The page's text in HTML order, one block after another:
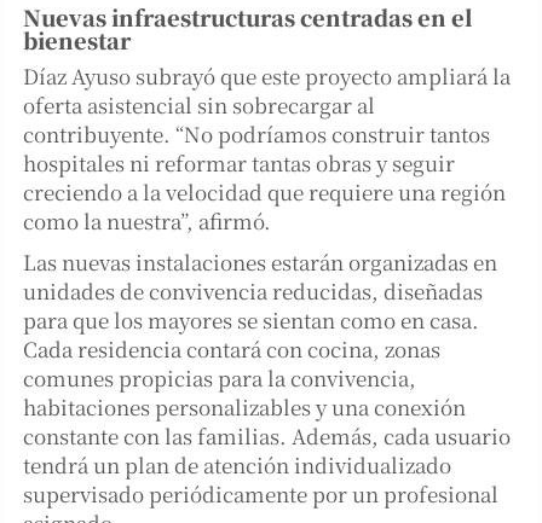
Nuevas infraestructuras centradas en el
bienestar
Díaz Ayuso subrayó que este proyecto ampliará la
oferta asistencial sin sobrecargar al
contribuyente. “No podríamos construir tantos
hospitales ni reformar tantas obras y seguir
creciendo a la velocidad que requiere una región
como la nuestra”, afirmó.
Las nuevas instalaciones estarán organizadas en
unidades de convivencia reducidas, diseñadas
para que los mayores se sientan como en casa.
Cada residencia contará con cocina, zonas
comunes propicias para la convivencia,
habitaciones personalizables y una conexión
constante con las familias. Además, cada usuario
tendrá un plan de atención individualizado
supervisado periódicamente por un profesional